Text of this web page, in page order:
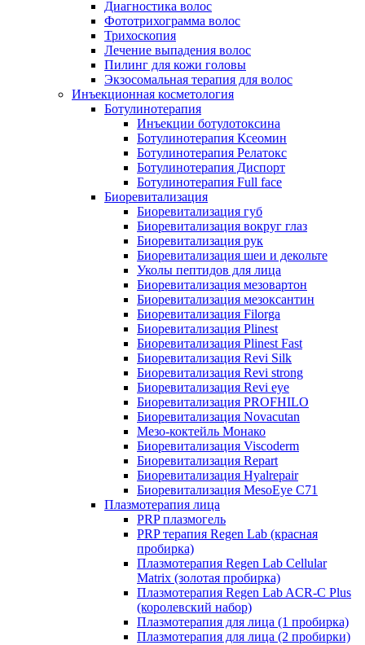
Диагностика волос
Фототрихограмма волос
Трихоскопия
Лечение выпадения волос
Пилинг для кожи головы
Экзосомальная терапия для волос
Инъекционная косметология
Ботулинотерапия
Инъекции ботулотоксина
Ботулинотерапия Ксеомин
Ботулинотерапия Релатокс
Ботулинотерапия Диспорт
Ботулинотерапия Full face
Биоревитализация
Биоревитализация губ
Биоревитализация вокруг глаз
Биоревитализация рук
Биоревитализация шеи и декольте
Уколы пептидов для лица
Биоревитализация мезовартон
Биоревитализация мезоксантин
Биоревитализация Filorga
Биоревитализация Plinest
Биоревитализация Plinest Fast
Биоревитализация Revi Silk
Биоревитализация Revi strong
Биоревитализация Revi eye
Биоревитализация PROFHILO
Биоревитализация Novacutan
Мезо-коктейль Монако
Биоревитализация Viscoderm
Биоревитализация Repart
Биоревитализация Hyalrepair
Биоревитализация MesoEye C71
Плазмотерапия лица
PRP плазмогель
PRP терапия Regen Lab (красная
пробирка)
Плазмотерапия Regen Lab Cellular
Matrix (золотая пробирка)
Плазмотерапия Regen Lab ACR-C Plus
(королевский набор)
Плазмотерапия для лица (1 пробирка)
Плазмотерапия для лица (2 пробирки)